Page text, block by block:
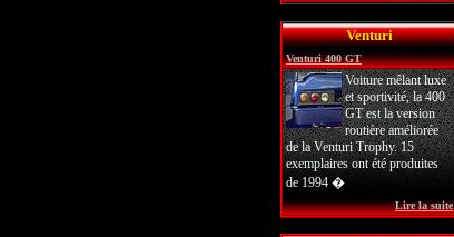
Venturi
Venturi 400 GT
Voiture mêlant luxe
et sportivité, la 400
GT est la version
routière améliorée
de la Venturi Trophy. 15
exemplaires ont été produites
de 1994 �
Lire la suite